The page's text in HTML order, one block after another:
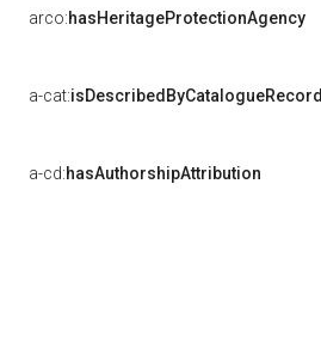
arco:hasHeritageProtectionAgency
a-cat:isDescribedByCatalogueRecord
a-cd:hasAuthorshipAttribution